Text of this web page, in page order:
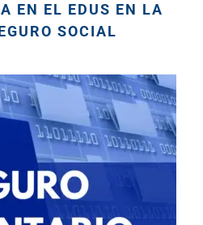
EN EL EDUS EN LA
SOCIAL